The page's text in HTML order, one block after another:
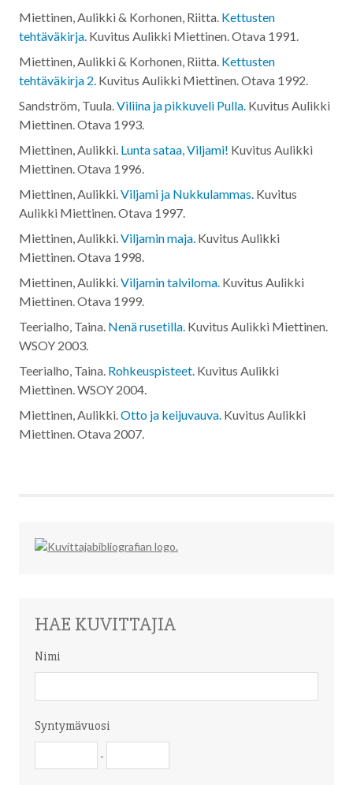
Miettinen, Aulikki & Korhonen, Riitta. Kettusten
tehtäväkirja. Kuvitus Aulikki Miettinen. Otava 1991.
Miettinen, Aulikki & Korhonen, Riitta. Kettusten
tehtäväkirja 2. Kuvitus Aulikki Miettinen. Otava 1992.
Sandström, Tuula.Viliina ja pikkuveli Pulla. Kuvitus Aulikki
Miettinen. Otava 1993.
Miettinen, Aulikki. Lunta sataa, Viljami! Kuvitus Aulikki
Miettinen. Otava 1996.
Miettinen, Aulikki.Viljami ja Nukkulammas. Kuvitus
Aulikki Miettinen. Otava 1997.
Miettinen, Aulikki.Viljamin maja. Kuvitus Aulikki
Miettinen. Otava 1998.
Miettinen, Aulikki.Viljamin talviloma. Kuvitus Aulikki
Miettinen. Otava 1999.
Teerialho, Taina. Nenä rusetilla. Kuvitus Aulikki Miettinen.
WSOY 2003.
Teerialho, Taina. Rohkeuspisteet. Kuvitus Aulikki
Miettinen. WSOY 2004.
Miettinen, Aulikki.Otto ja keijuvauva. Kuvitus Aulikki
Miettinen. Otava 2007.
HAE KUVITTAJIA
Nimi
Syntymävuosi
-